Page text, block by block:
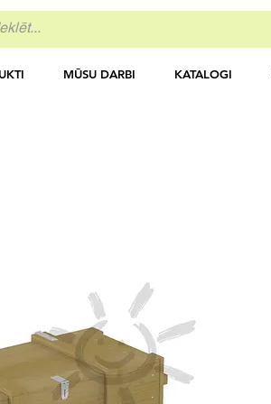
MŪSU DARBI KATALOGI